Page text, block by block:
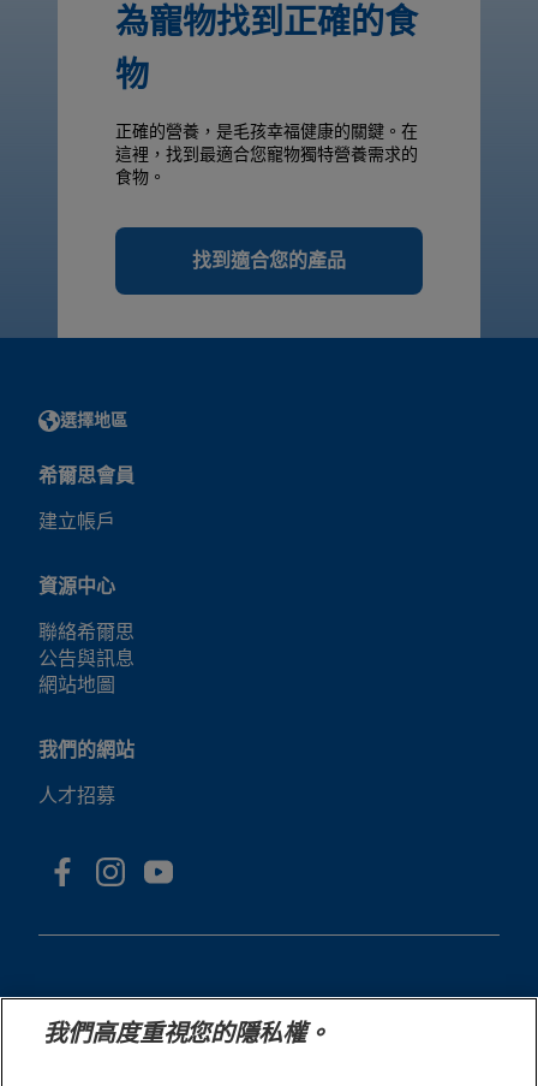
為寵物找到正確的食
物
正確的營養，是毛孩幸福健康的關鍵。在
這裡，找到最適合您寵物獨特營養需求的
食物。
找到適合您的產品
選擇地區
希爾思會員
建立帳戶
資源中心
聯絡希爾思
公告與訊息
網站地圖
我們的網站
人才招募
我們高度重視您的隱私權。